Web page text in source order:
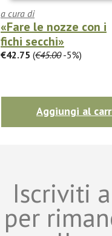
a cura di
«Fare le nozze con i
fichi secchi»
€42.75 (€45.00-5%)
Aggiungi al
Iscriviti
per